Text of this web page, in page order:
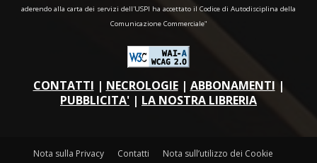
aderendo alla carta dei servizi dell'USPI ha accettato il Codice di Autodisciplina della
Comunicazione Commerciale"
CONTATTI | NECROLOGIE| ABBONAMENTI |
PUBBLICITA' | LA NOSTRA LIBRERIA
Nota sulla Privacy Contatti
Nota sull’utilizzo dei Cookie